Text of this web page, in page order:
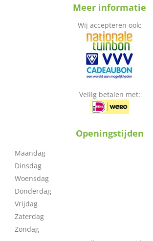
Meer informatie
Wij accepteren ook:
Veilig betalen met:
Openingstijden
Maandag
Dinsdag
Woensdag
Donderdag
Vrijdag
Zaterdag
Zondag